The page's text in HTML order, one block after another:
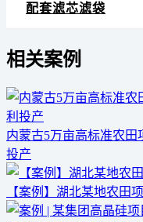
配套滤芯滤袋
相关案例
内蒙古5万亩高标准农田
投产
【案例】湖北某地农田